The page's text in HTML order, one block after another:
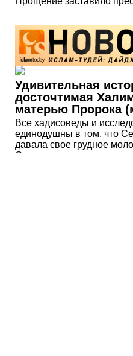
Удивительная
досточтимая
матерью Пророка
Все хадисоведы и
единодушны в том, что
давала свое грудное
Согласно одному